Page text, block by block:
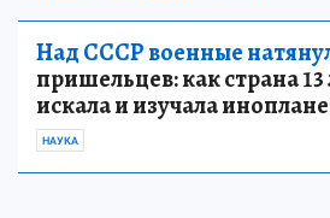
Над СССР военные
пришельцев: как страна 13
искала и изучала
НАУКА